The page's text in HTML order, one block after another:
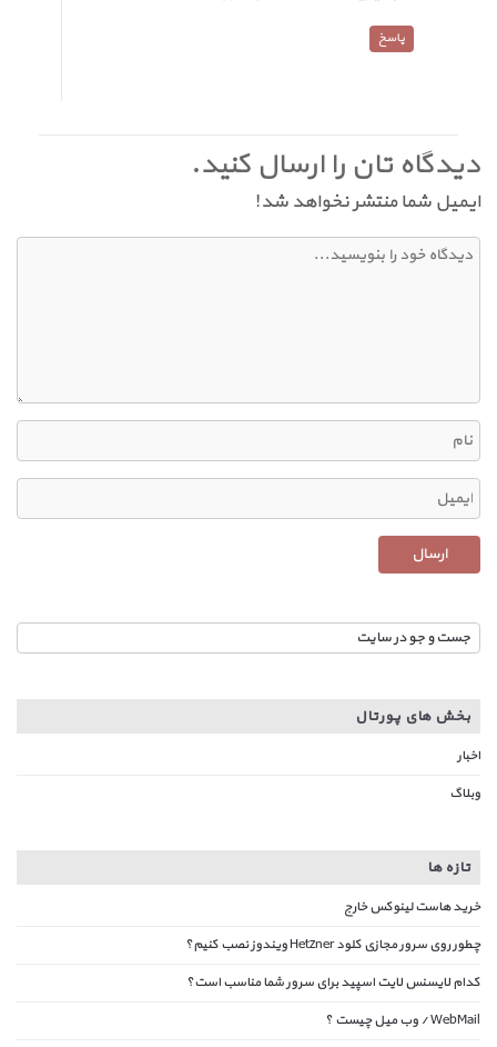
پاسخ
دیدگاه تان را ارسال کنید.
ایمیل شما منتشر نخواهد شد!
بخش های پورتال
اخبار
وبلاگ
تازه ها
خرید هاست لینوکس خارج
چطور روی سرور مجازی کلود Hetzner ویندوز نصب کنیم؟
کدام لایسنس لایت اسپید برای سرور شما مناسب است؟
WebMail / وب میل چیست ؟